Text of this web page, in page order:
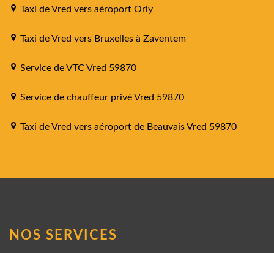
Taxi de Vred vers aéroport Orly
Taxi de Vred vers Bruxelles à Zaventem
Service de VTC Vred 59870
Service de chauffeur privé Vred 59870
Taxi de Vred vers aéroport de Beauvais Vred 59870
NOS SERVICES